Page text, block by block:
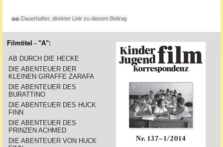
Dauerhafter, direkter Link zu diesem Beitrag
Filmtitel - "A":
AB DURCH DIE HECKE
DIE ABENTEUER DER
KLEINEN GIRAFFE ZARAFA
DIE ABENTEUER DES
BURATTINO
DIE ABENTEUER DES HUCK
FINN
DIE ABENTEUER DES
PRINZEN ACHMED
DIE ABENTEUER VON HUCK